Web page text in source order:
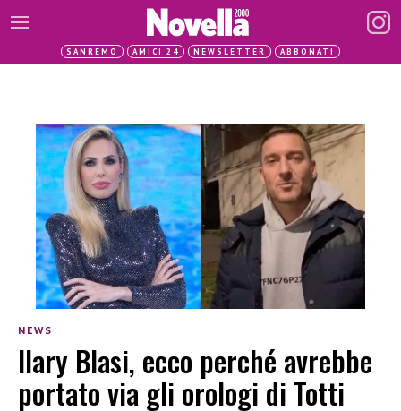
SANREMO AMICI 24 NEWSLETTER ABBONATI
NEWS
Ilary Blasi, ecco perché avrebbe
portato via gli orologi di Totti